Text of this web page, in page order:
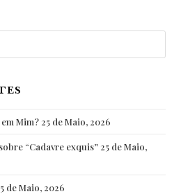
Mim? 25 de Maio, 2026
“Cadavre exquis” 25 de Maio,
de Maio, 2026